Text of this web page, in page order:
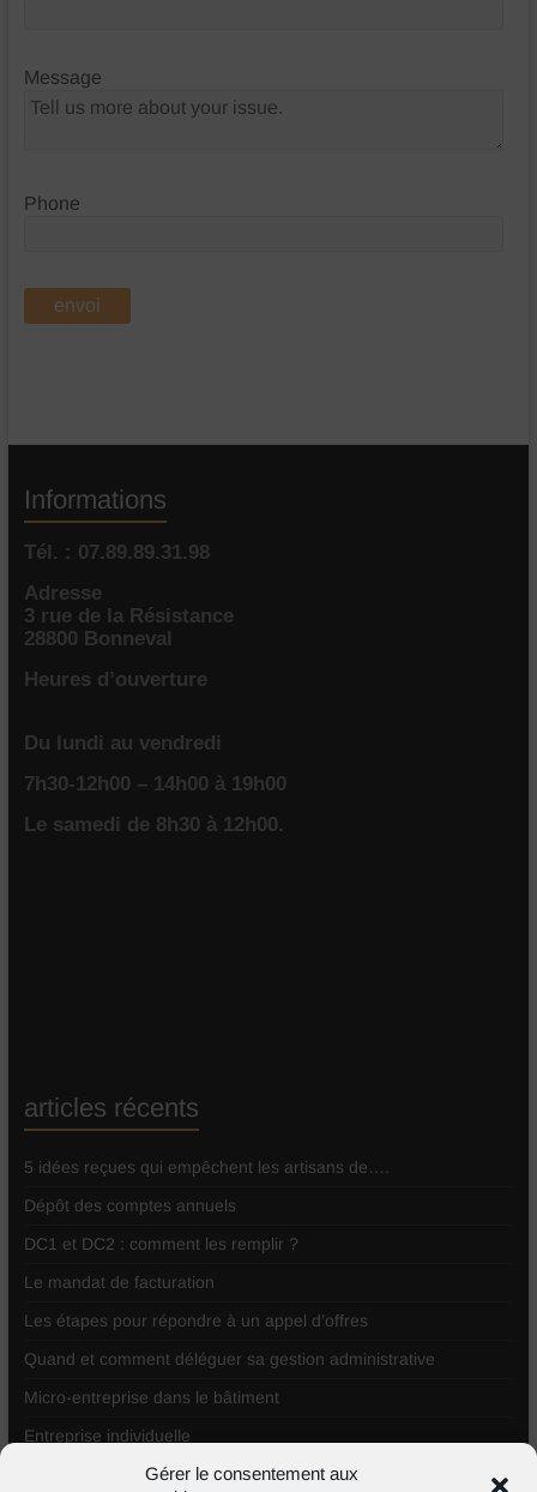
Gérer le consentement aux
Message
Phone
envoi
Informations
Tél. : 07.89.89.31.98
Adresse
3 rue de la Résistance
28800 Bonneval
Heures d’ouverture
Du lundi au vendredi
7h30-12h00 – 14h00 à 19h00
Le samedi de 8h30 à 12h00.
articles récents
5 idées reçues qui empêchent les artisans de….
Dépôt des comptes annuels
DC1 et DC2 : comment les remplir ?
Le mandat de facturation
Les étapes pour répondre à un appel d’offres
Quand et comment déléguer sa gestion administrative
Micro-entreprise dans le bâtiment
Entreprise individuelle
Comment répondre à un appel d’offres ?